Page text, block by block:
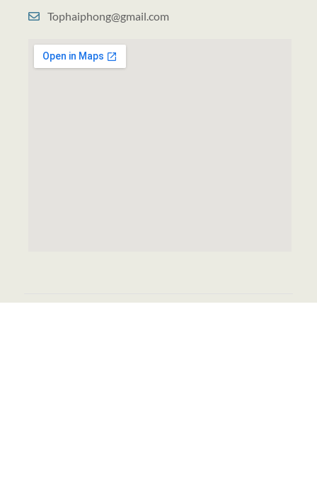
Tophaiphong@gmail.com